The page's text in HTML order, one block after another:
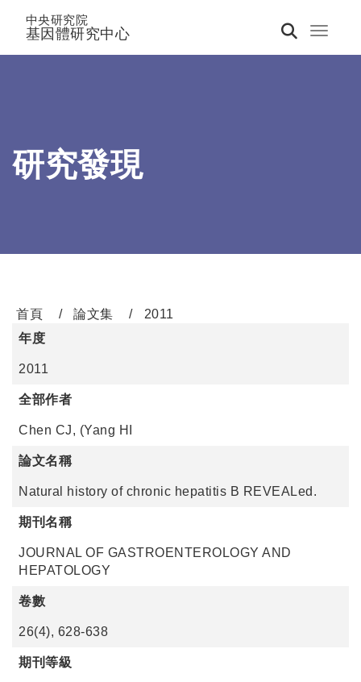
Toggle
中央研究院
基因體研究中心
研究發現
首頁 論文集
2011
年度
2011
全部作者
Chen CJ, (Yang HI
論文名稱
Natural history of chronic hepatitis B REVEALed.
期刊名稱
JOURNAL OF GASTROENTEROLOGY AND
HEPATOLOGY
卷數
26(4), 628-638
期刊等級